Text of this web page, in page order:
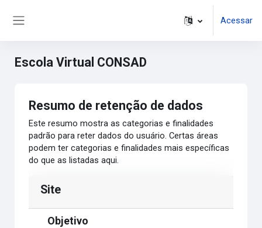
Acessar
Escola Virtual CONSAD
Resumo de retenção de dados
Este resumo mostra as categorias e finalidades
padrão para reter dados do usuário. Certas áreas
podem ter categorias e finalidades mais específicas
do que as listadas aqui.
Site
Objetivo